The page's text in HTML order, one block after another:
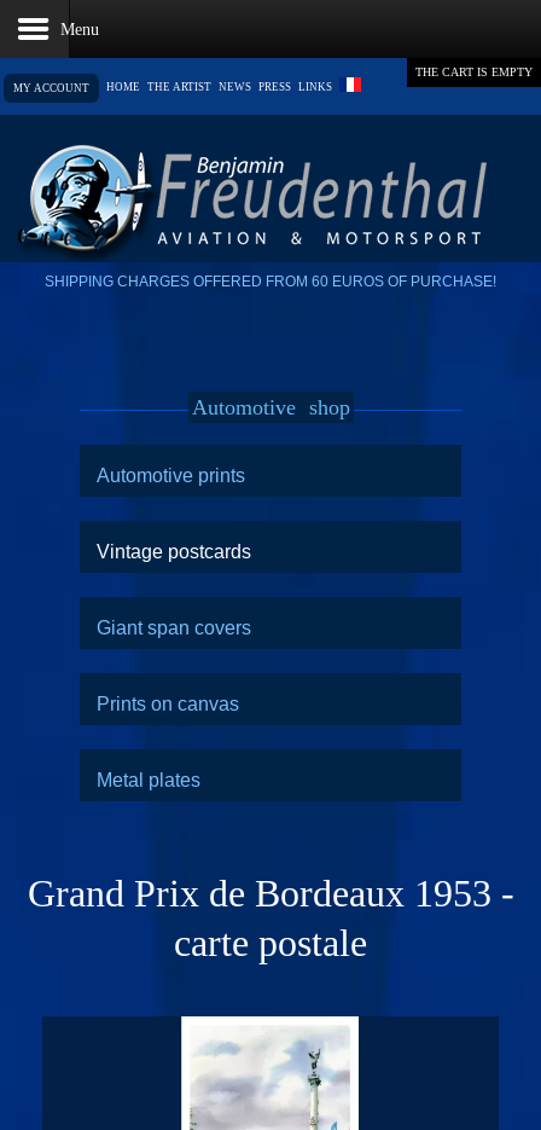
MY ACCOUNT HOME THE ARTIST NEWS PRESS LINKS
THE CART IS EMPTY
SHIPPING CHARGES OFFERED FROM 60 EUROS OF PURCHASE!
Automotive shop
Automotive prints
Vintage postcards
Giant span covers
Prints on canvas
Metal plates
Grand Prix de Bordeaux 1953 -
carte postale